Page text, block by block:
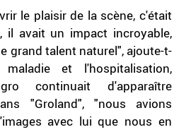
le plaisir de la scène, c'était
il avait un impact incroyable,
grand talent naturel", ajoute-t-
et l'hospitalisation,
continuait d'apparaître
"Groland", "nous avions
avec lui que nous en